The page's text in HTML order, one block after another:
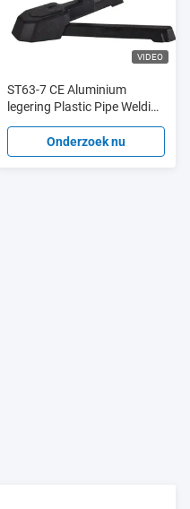
VIDEO
ST63-7 CE Aluminium
legering Plastic Pipe Welding
Machine 2000W
Automatische werking
Onderzoek nu